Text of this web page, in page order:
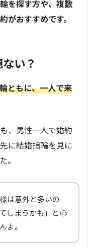
を探す方や、複数
がおすすめです。
い？
ともに、一人で来
、男性一人で婚約
に結婚指輪を見に
。
は意外と多いの
しまうかも」と心
よ。